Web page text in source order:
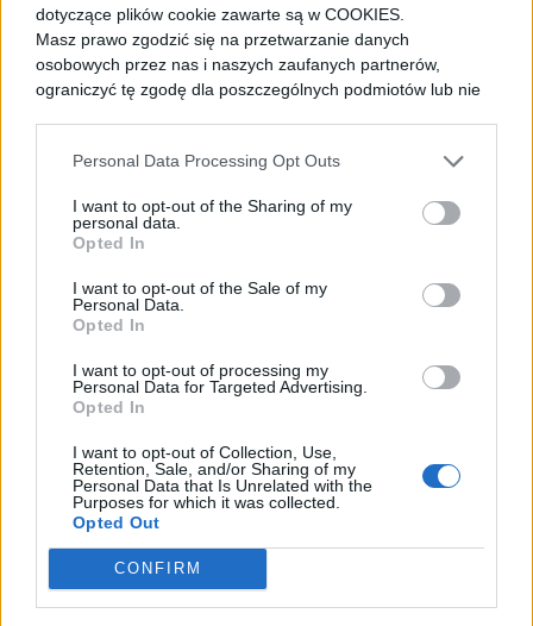
dotyczące plików cookie zawarte są w COOKIES.
Masz prawo zgodzić się na przetwarzanie danych
osobowych przez nas i naszych zaufanych partnerów,
ograniczyć tę zgodę dla poszczególnych podmiotów lub nie
Jeżeli nie chcesz wyrazić zgody, przejdź do ustawień
Wyrażenie zgody jest dobrowolne i w każdej chwili możesz je
ograniczyć lub wycofać przechodząc do ustawień
Masz również prawo do żądania dostępu do swoich danych,
ich sprostowania, usunięcia lub ograniczenia przetwarzania,
prawo do przeniesienia danych czy wyrażenia sprzeciwu
wobec przetwarzania danych. Wszystkie prawa, które Ci
przysługują i sposób przetwarzania przez nas danych
osobowych zostały opisane w Polityce Prywatności.
Personal Data Processing Opt Outs
I want to opt-out of the Sharing of my
personal data.
Opted In
I want to opt-out of the Sale of my
Personal Data.
Opted In
I want to opt-out of processing my
Personal Data for Targeted Advertising.
Opted In
I want to opt-out of Collection, Use,
Retention, Sale, and/or Sharing of my
Personal Data that Is Unrelated with the
Purposes for which it was collected.
Opted Out
CONFIRM
Email*
Website
Zapamiętaj moje dane w tej przeglądarce podczas